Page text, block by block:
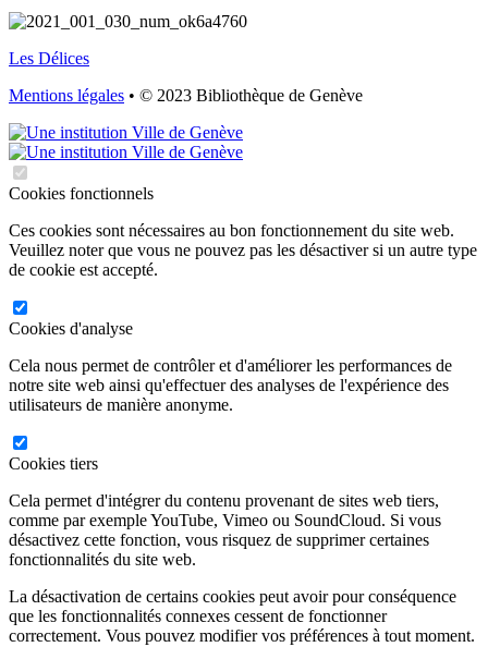
Les Délices
Mentions légales • © 2023 Bibliothèque de Genève
Cookies fonctionnels
Ces cookies sont nécessaires au bon fonctionnement du site web.
Veuillez noter que vous ne pouvez pas les désactiver si un autre type
de cookie est accepté.
Cookies d'analyse
Cela nous permet de contrôler et d'améliorer les performances de
notre site web ainsi qu'effectuer des analyses de l'expérience des
utilisateurs de manière anonyme.
Cookies tiers
Cela permet d'intégrer du contenu provenant de sites web tiers,
comme par exemple YouTube, Vimeo ou SoundCloud. Si vous
désactivez cette fonction, vous risquez de supprimer certaines
fonctionnalités du site web.
La désactivation de certains cookies peut avoir pour conséquence
que les fonctionnalités connexes cessent de fonctionner
correctement. Vous pouvez modifier vos préférences à tout moment.